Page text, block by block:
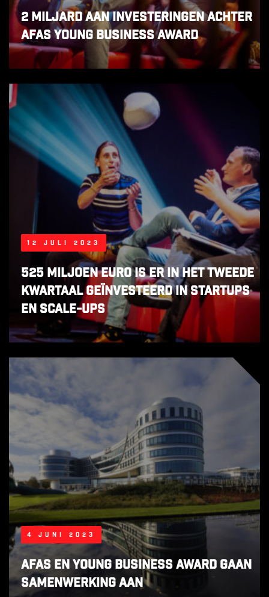
2 Miljard aan investeringen achter
AFAS Young Business Award
12 juli 2023
525 miljoen euro is er in het tweede
kwartaal geïnvesteerd in startups
en scale-ups
4 juni 2023
AFAS en Young Business Award gaan
samenwerking aan